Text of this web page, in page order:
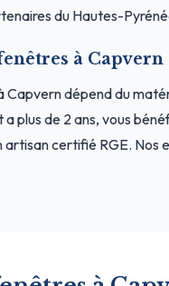
du Hautes-
à Capvern
Capvern dépend du
plus de 2 ans, vous
artisan certifié RGE. Nos